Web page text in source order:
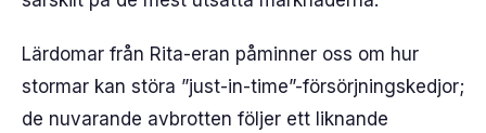
Lärdomar från Rita-eran påminner oss om hur
stormar kan störa ”just-in-time”-försörjningskedjor;
de nuvarande avbrotten följer ett liknande